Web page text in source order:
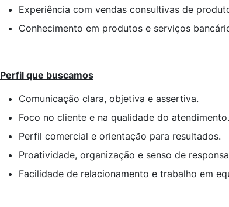
Experiência com vendas consultivas de
Conhecimento em produtos e serviços
Perfil que buscamos
Comunicação clara, objetiva e assertiva.
Foco no cliente e na qualidade do atendimento.
Perfil comercial e orientação para resultados.
Proatividade, organização e senso de
Facilidade de relacionamento e trabalho em